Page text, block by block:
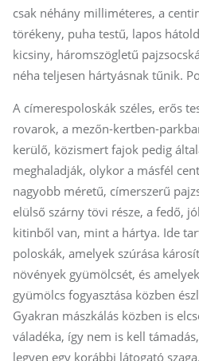
csak néhány milliméteres, a
törékeny, puha testű, lapos
kicsiny, háromszögletű
néha teljesen hártyásnak tűnik.
A címerespoloskák széles, erős
rovarok, a mezőn-kertben-
kerülő, közismert fajok pedig
meghaladják, olykor a másfél
nagyobb méretű, címerszerű
elülső szárny tövi része, a fedő,
kitinből van, mint a hártya. Ide
poloskák, amelyek szúrása
növények gyümölcsét, és
gyümölcs fogyasztása közben
Gyakran mászkálás közben is
váladéka, így nem is kell
legyen egy korábbi látogató szaga.